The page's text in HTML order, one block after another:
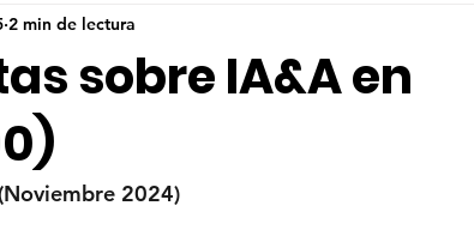
sobre IA&A en
2 min de lectura
2024)